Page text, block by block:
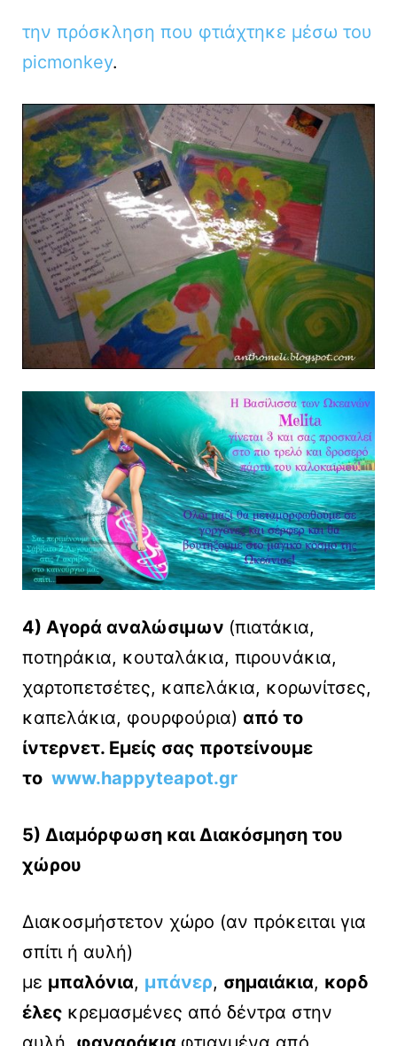
την πρόσκληση που φτιάχτηκε μέσω του
picmonkey.
4) Αγορά αναλώσιμων (πιατάκια,
ποτηράκια, κουταλάκια, πιρουνάκια,
χαρτοπετσέτες, καπελάκια, κορωνίτσες,
καπελάκια, φουρφούρια) από το
ίντερνετ. Εμείς σας προτείνουμε
το www.happyteapot.gr
5) Διαμόρφωση και Διακόσμηση του
χώρου
Διακοσμήστετον χώρο (αν πρόκειται για
σπίτι ή αυλή)
με μπαλόνια, μπάνερ, σημαιάκια, κορδ
έλες κρεμασμένες από δέντρα στην